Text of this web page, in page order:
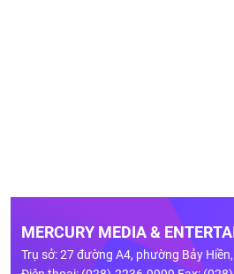
MERCURY MEDIA &
Trụ sở: 27 đường A4, phường Bảy